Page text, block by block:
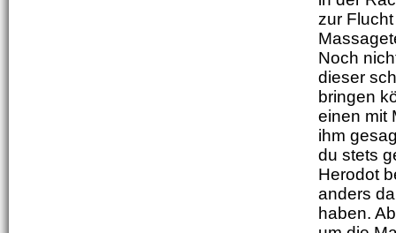
zur
Noch
dieser
bringen
einen mit
ihm
du stets
Herodot
anders
haben.